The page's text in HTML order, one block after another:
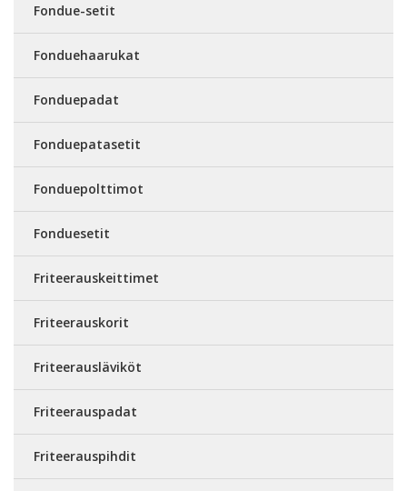
Fondue-setit
Fonduehaarukat
Fonduepadat
Fonduepatasetit
Fonduepolttimot
Fonduesetit
Friteerauskeittimet
Friteerauskorit
Friteerausläviköt
Friteerauspadat
Friteerauspihdit